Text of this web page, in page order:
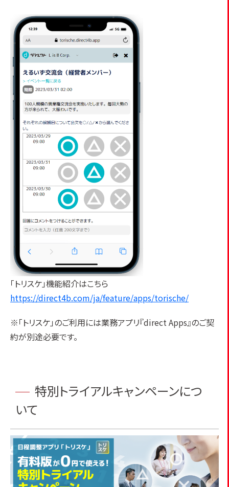
「トリスケ」機能紹介はこちら
https://direct4b.com/ja/feature/apps/torische/
※「トリスケ」のご利用には業務アプリ『direct Apps』のご契
約が別途必要です。
特別トライアルキャンペーンにつ
いて